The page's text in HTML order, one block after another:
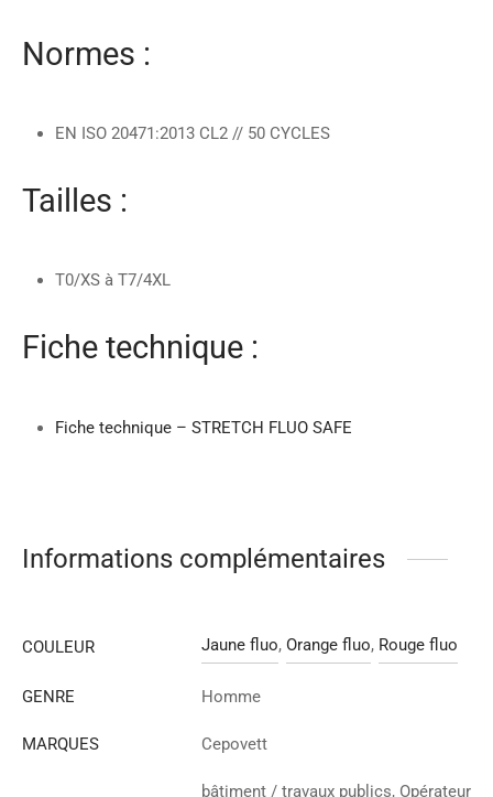
Normes :
EN ISO 20471:2013 CL2 // 50 CYCLES
Tailles :
T0/XS à T7/4XL
Fiche technique :
Fiche technique – STRETCH FLUO SAFE
Informations complémentaires
COULEUR Jaune fluo, Orange fluo, Rouge fluo
GENRE Homme
MARQUES Cepovett
bâtiment / travaux publics, Opérateur